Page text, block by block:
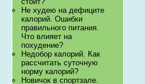
Не худею на дефиците
калорий. Ошибки
правильного питания.
Что влияет на
похудение?
Недобор калорий. Как
рассчитать суточную
норму калорий?
Новичок в спортзале.